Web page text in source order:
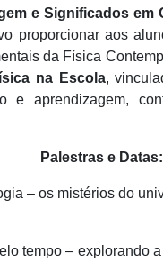
e Significados em
proporcionar aos
da Física
na Escola,
e aprendizagem,
Palestras e Datas:
– os mistérios do
tempo – explorando